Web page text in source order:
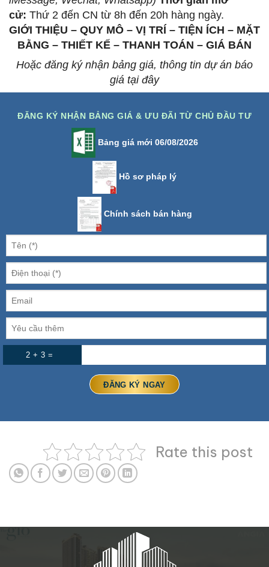
cử: Thứ 2 đến CN từ 8h đến 20h hàng ngày.
GIỚI THIỆU – QUY MÔ – VỊ TRÍ – TIỆN ÍCH – MẶT
BẰNG – THIẾT KẾ – THANH TOÁN – GIÁ BÁN
Hoặc đăng ký nhận bảng giá, thông tin dự án báo
giá tại đây
ĐĂNG KÝ NHẬN BẢNG GIÁ & ƯU ĐÃI TỪ CHỦ ĐẦU TƯ
Bảng giá mới 06/08/2026
Hồ sơ pháp lý
Chính sách bán hàng
2 + 3 =
Rate this post